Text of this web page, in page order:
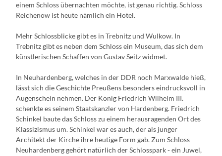
einem Schloss übernachten möchte, ist genau richtig. Schloss
Reichenow ist heute nämlich ein Hotel.
Mehr Schlossblicke gibt es in Trebnitz und Wulkow. In
Trebnitz gibt es neben dem Schloss ein Museum, das sich dem
künstlerischen Schaffen von Gustav Seitz widmet.
In Neuhardenberg, welches in der DDR noch Marxwalde hieß,
lässt sich die Geschichte Preußens besonders eindrucksvoll in
Augenschein nehmen. Der König Friedrich Wilhelm III.
schenkte es seinem Staatskanzler von Hardenberg. Friedrich
Schinkel baute das Schloss zu einem herausragenden Ort des
Klassizismus um. Schinkel war es auch, der als junger
Architekt der Kirche ihre heutige Form gab. Zum Schloss
Neuhardenberg gehört natürlich der Schlosspark - ein Juwel,